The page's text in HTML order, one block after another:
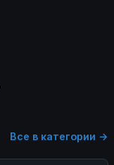
Все в категории →